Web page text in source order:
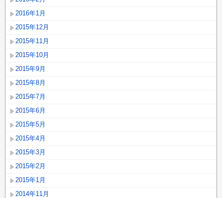
2016年1月
2015年12月
2015年11月
2015年10月
2015年9月
2015年8月
2015年7月
2015年6月
2015年5月
2015年4月
2015年3月
2015年2月
2015年1月
2014年11月